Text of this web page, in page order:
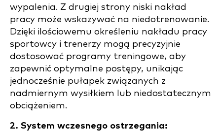
wypalenia. Z drugiej strony niski nakład
pracy może wskazywać na niedotrenowanie.
Dzięki ilościowemu określeniu nakładu pracy
sportowcy i trenerzy mogą precyzyjnie
dostosować programy treningowe, aby
zapewnić optymalne postępy, unikając
jednocześnie pułapek związanych z
nadmiernym wysiłkiem lub niedostatecznym
obciążeniem.
2. System wczesnego ostrzegania: